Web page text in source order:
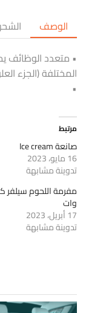
الوصف
• متعدد الوظائف
المختلفة (الجزء
•
مرتبط
صانعة Ice cream
16 مايو، 2023
تدوينة مشابهة
وات
17 أبريل، 2023
تدوينة مشابهة